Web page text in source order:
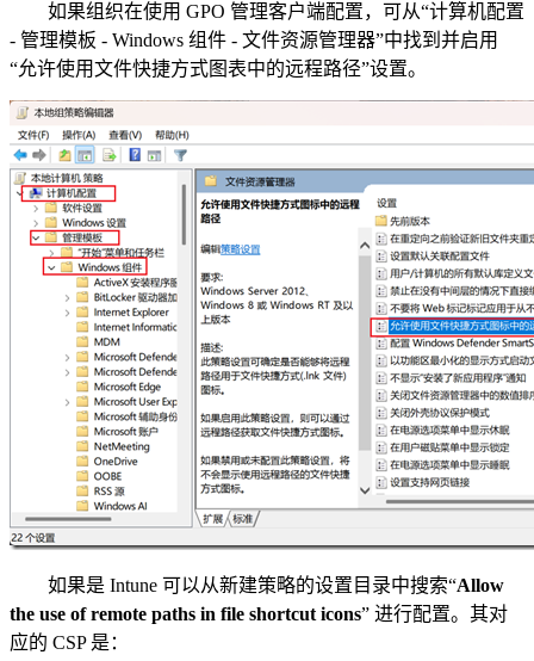
如果组织在使用 GPO 管理客户端配置，可从“计算机配置
- 管理模板 - Windows 组件 - 文件资源管理器”中找到并启用
“允许使用文件快捷方式图表中的远程路径”设置。
如果是 Intune 可以从新建策略的设置目录中搜索“Allow
the use of remote paths in file shortcut icons” 进行配置。其对
应的 CSP 是：